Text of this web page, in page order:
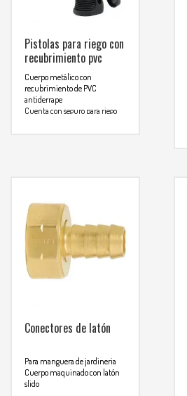
Pistolas para riego con
recubrimiento pvc
Cuerpo metálico con
recubrimiento de PVC
antiderrape
Cuenta con seguro para riego
WHATSAPP
Conectores de latón
Para manguera de jardineria
Cuerpo maquinado con latón
slido